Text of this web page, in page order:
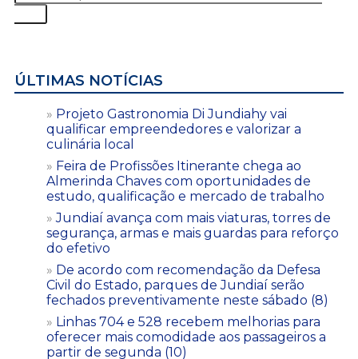
ÚLTIMAS NOTÍCIAS
Projeto Gastronomia Di Jundiahy vai
qualificar empreendedores e valorizar a
culinária local
Feira de Profissões Itinerante chega ao
Almerinda Chaves com oportunidades de
estudo, qualificação e mercado de trabalho
Jundiaí avança com mais viaturas, torres de
segurança, armas e mais guardas para reforço
do efetivo
De acordo com recomendação da Defesa
Civil do Estado, parques de Jundiaí serão
fechados preventivamente neste sábado (8)
Linhas 704 e 528 recebem melhorias para
oferecer mais comodidade aos passageiros a
partir de segunda (10)